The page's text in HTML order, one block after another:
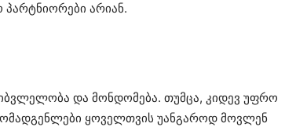
პარტნიორები არიან.
და მონდომება. თუმცა, კიდევ უფრო
ყოველთვის უანგაროდ მოვლენ